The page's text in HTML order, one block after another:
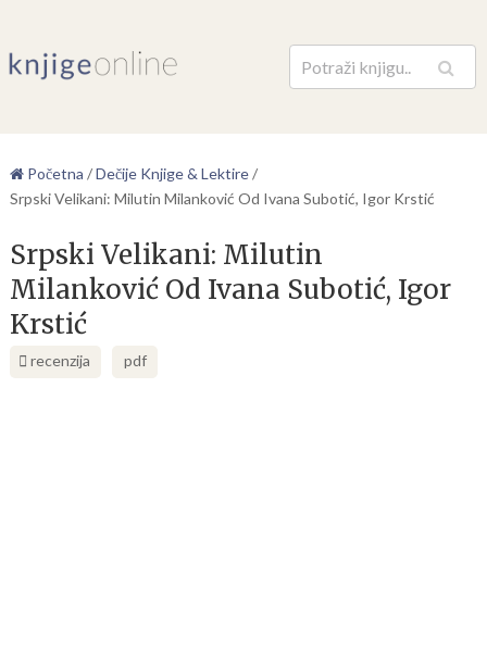
Pretraga
Početna /Dečije Knjige & Lektire/
Srpski Velikani: Milutin Milanković Od Ivana Subotić, Igor Krstić
Srpski Velikani: Milutin
Milanković Od Ivana Subotić, Igor
Krstić
recenzija pdf